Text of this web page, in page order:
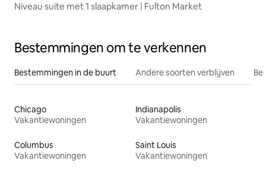
Niveau suite met 1 slaapkamer | Fulton Market
Bestemmingen om te verkennen
Bestemmingen in de buurt Andere soorten verblijven
Chicago
Vakantiewoningen
Indianapolis
Vakantiewoningen
Columbus
Vakantiewoningen
Saint Louis
Vakantiewoningen